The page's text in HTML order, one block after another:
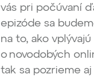
vás pri počúvaní
epizóde sa
na to, ako
o novodobých
tak sa pozrieme